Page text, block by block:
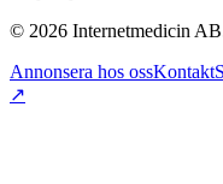
© 2026 Internetmedicin
Annonsera hos ossKontakt
↗